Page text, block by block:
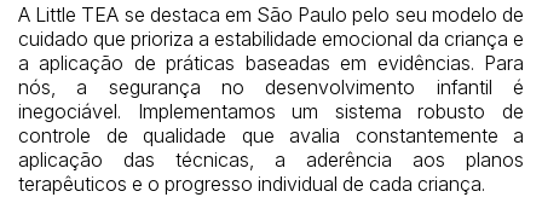
A Little TEA se destaca em São Paulo pelo seu modelo de
cuidado que prioriza a estabilidade emocional da criança e
a aplicação de práticas baseadas em evidências. Para
nós, a segurança no desenvolvimento infantil é
inegociável. Implementamos um sistema robusto de
controle de qualidade que avalia constantemente a
aplicação das técnicas, a aderência aos planos
terapêuticos e o progresso individual de cada criança.